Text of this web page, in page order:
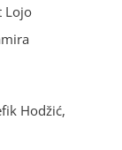
Lojo
Hodžić,